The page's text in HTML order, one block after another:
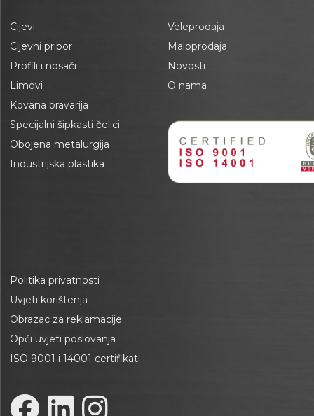
Cijevi
Cijevni pribor
Profili i nosači
Limovi
Kovana bravarija
Specijalni šipkasti čelici
Obojena metalurgija
Industrijska plastika
Veleprodaja
Maloprodaja
Novosti
O nama
Politika privatnosti
Uvjeti korištenja
Obrazac za reklamacije
Opći uvjeti poslovanja
ISO 9001 i 14001 certifikati